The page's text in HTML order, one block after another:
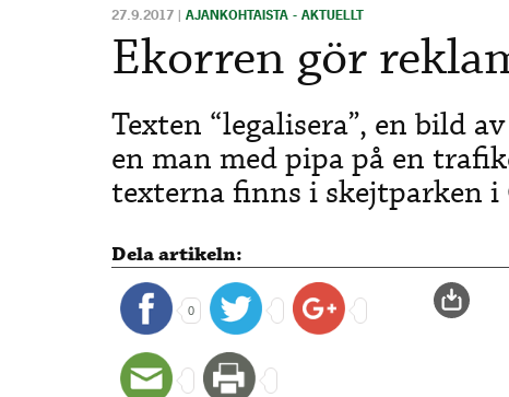
27.9.2017 | AJANKOHTAISTA - AKTUELLT
Ekorren gör
Texten “legalisera”, en bild
en man med pipa på en
texterna finns i skejtparken i
Dela artikeln:
0